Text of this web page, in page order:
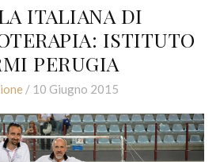
ITALIANA DI
ISTITUTO
PERUGIA
/ 10 Giugno 2015